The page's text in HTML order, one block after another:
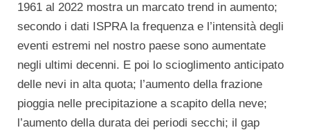
1961 al 2022 mostra un marcato trend in aumento;
secondo i dati ISPRA la frequenza e l’intensità degli
eventi estremi nel nostro paese sono aumentate
negli ultimi decenni. E poi lo scioglimento anticipato
delle nevi in alta quota; l’aumento della frazione
pioggia nelle precipitazione a scapito della neve;
l’aumento della durata dei periodi secchi; il gap